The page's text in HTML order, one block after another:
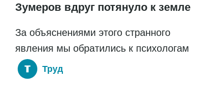
Зумеров вдруг потянуло к земле
За объяснениями этого странного
явления мы обратились к психологам
Труд